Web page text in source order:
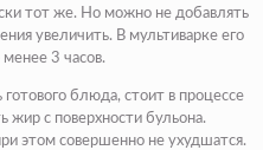
тот же. Но можно не добавлять
увеличить. В мультиварке его
3 часов.
готового блюда, стоит в процессе
жир с поверхности бульона.
этом совершенно не ухудшатся.